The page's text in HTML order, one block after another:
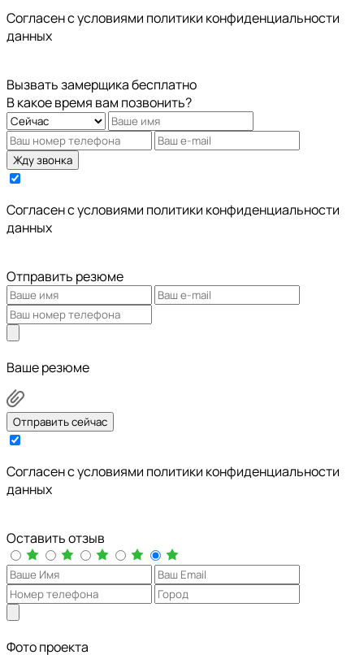
Cогласен с условиями политики конфиденциальности
данных
Вызвать замерщика бесплатно
В какое время вам позвонить?
Жду звонка
Cогласен с условиями политики конфиденциальности
данных
Отправить резюме
Ваше резюме
Отправить сейчас
Cогласен с условиями политики конфиденциальности
данных
Оставить отзыв
Фото проекта